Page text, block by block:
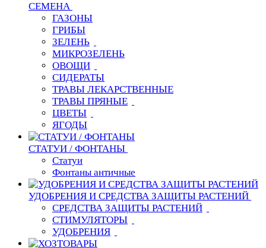
СЕМЕНА
ГАЗОНЫ
ГРИБЫ
ЗЕЛЕНЬ
МИКРОЗЕЛЕНЬ
ОВОЩИ
СИДЕРАТЫ
ТРАВЫ ЛЕКАРСТВЕННЫЕ
ТРАВЫ ПРЯНЫЕ
ЦВЕТЫ
ЯГОДЫ
СТАТУИ / ФОНТАНЫ
Статуи
Фонтаны античные
УДОБРЕНИЯ И СРЕДСТВА ЗАЩИТЫ РАСТЕНИЙ
СРЕДСТВА ЗАЩИТЫ РАСТЕНИЙ
СТИМУЛЯТОРЫ
УДОБРЕНИЯ